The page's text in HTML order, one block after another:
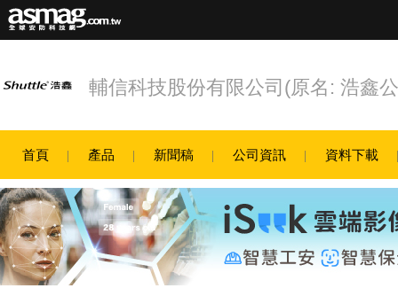
輔信科技股份有限公司(原名: 浩鑫
首頁 產品 新聞稿 公司資訊 資料下載